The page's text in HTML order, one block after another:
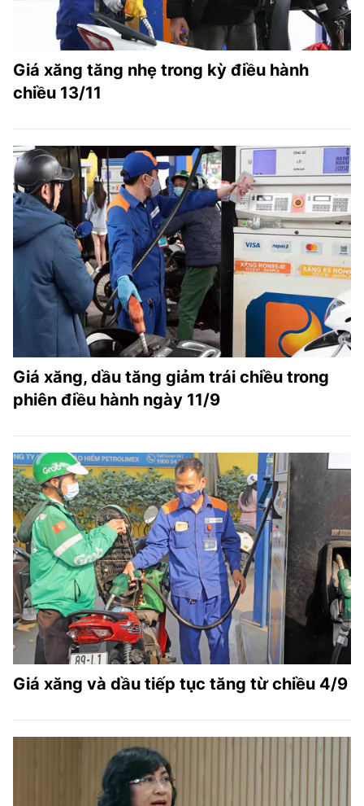
Giá xăng tăng nhẹ trong kỳ điều hành
chiều 13/11
Giá xăng, dầu tăng giảm trái chiều trong
phiên điều hành ngày 11/9
Giá xăng và dầu tiếp tục tăng từ chiều 4/9